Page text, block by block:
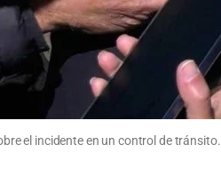
el incidente en un control de tránsito.